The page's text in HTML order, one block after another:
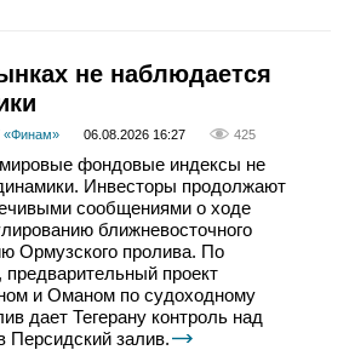
не наблюдается
«Финам» 06.08.2026 16:27 425
мировые фондовые индексы не
Инвесторы продолжают
сообщениями о ходе
ближневосточного
Ормузского пролива. По
проект
и Оманом по судоходному
дает Тегерану контроль над
залив.